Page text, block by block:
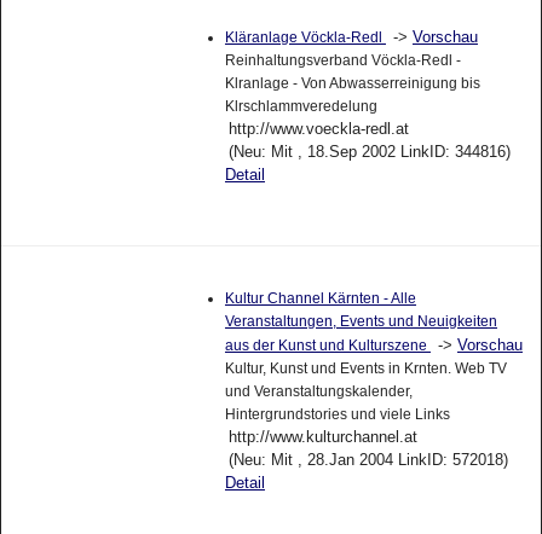
Kläranlage Vöckla-Redl -> Vorschau
Reinhaltungsverband Vöckla-Redl -
Klranlage - Von Abwasserreinigung bis
Klrschlammveredelung
http://www.voeckla-redl.at
(Neu: Mit , 18.Sep 2002 LinkID: 344816)
Detail
Kultur Channel Kärnten - Alle
Veranstaltungen, Events und Neuigkeiten
aus der Kunst und Kulturszene
-> Vorschau
Kultur, Kunst und Events in Krnten. Web TV
und Veranstaltungskalender,
Hintergrundstories und viele Links
http://www.kulturchannel.at
(Neu: Mit , 28.Jan 2004 LinkID: 572018)
Detail